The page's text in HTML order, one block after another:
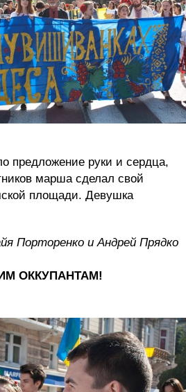
предложение руки и сердца,
марша сделал свой
площади. Девушка
Порторенко и Андрей Прядко
ОККУПАНТАМ!